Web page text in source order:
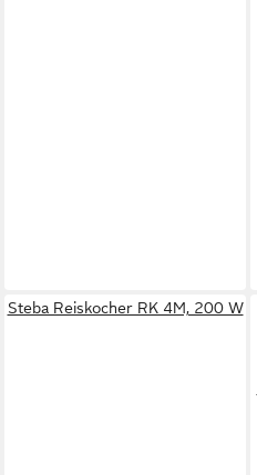
Steba Reiskocher RK 4M, 200 W